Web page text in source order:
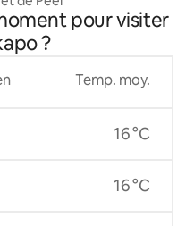
pour visiter
?
Temp. moy.
16 °C
16 °C